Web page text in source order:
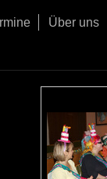
Über uns